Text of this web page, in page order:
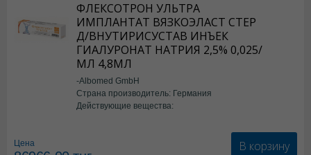
ФЛЕКСОТРОН УЛЬТРА
ИМПЛАНТАТ ВЯЗКОЭЛАСТ СТЕР
Д/ВНУТИРИСУСТАВ ИНЪЕК
ГИАЛУРОНАТ НАТРИЯ 2,5% 0,025/
МЛ 4,8МЛ
-Albomed GmbH
Страна производитель: Германия
Действующие вещества:
Цена В корзину